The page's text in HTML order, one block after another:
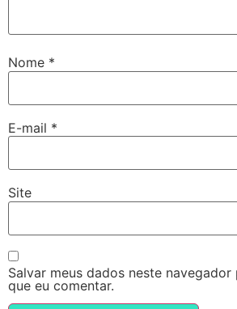
Nome *
E-mail *
Site
Salvar meus dados neste
que eu comentar.